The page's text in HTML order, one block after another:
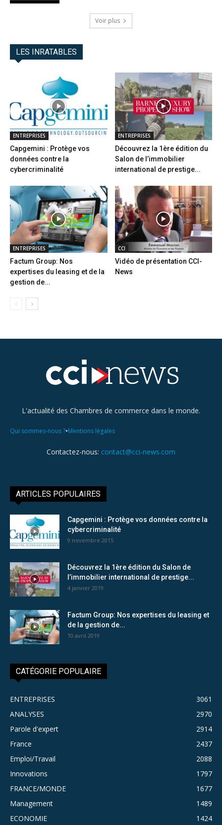
Voir plus
LES INRATABLES
ENTREPRISES
Capgemini : Protège vos
données contre la
cybercriminalité
ENTREPRISES
Découvrez la 1ère édition du
Salon de l’immobilier
international de prestige...
ENTREPRISES
Factum Group: Nos
expertises du leasing et de la
gestion de...
CCI
Vidéo de présentation CCI-
News
L'actualité des Chambres de commerce dans le monde.
Qui sommes-nous ?•Mentions légales
Contactez-nous: contact@cci-news.com
ARTICLES POPULAIRES
Capgemini : Protège vos données contre la
cybercriminalité
9 novembre 2015
Découvrez la 1ère édition du Salon de
l’immobilier international de prestige...
4 janvier 2019
Factum Group: Nos expertises du leasing et
de la gestion de...
10 avril 2019
CATÉGORIE POPULAIRE
ENTREPRISES
3061
ANALYSES
2970
Parole d'expert
2914
France
2437
Emploi/Travail
2088
Innovations
1797
FRANCE/MONDE
1677
Management
1489
ECONOMIE
1424